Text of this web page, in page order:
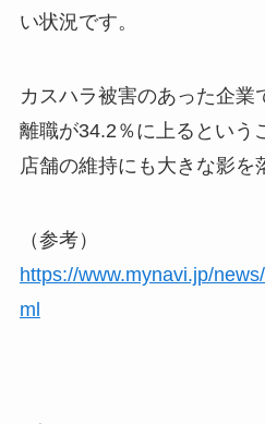
い状況です。
カスハラ被害のあった企業
離職が34.2％に上るという
店舗の維持にも大きな影を
（参考）
https://www.mynavi.jp/
ml